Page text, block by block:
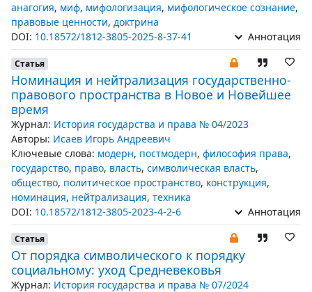
анагогия, миф, мифологизация, мифологическое сознание,
правовые ценности, доктрина
DOI: 10.18572/1812-3805-2025-8-37-41 Аннотация
Статья
Номинация и нейтрализация государственно-
правового пространства в Новое и Новейшее
время
Журнал: История государства и права № 04/2023
Авторы: Исаев Игорь Андреевич
Ключевые слова: модерн, постмодерн, философия права,
государство, право, власть, символическая власть,
общество, политическое пространство, конструкция,
номинация, нейтрализация, техника
DOI: 10.18572/1812-3805-2023-4-2-6 Аннотация
Статья
От порядка символического к порядку
социальному: уход Средневековья
Журнал: История государства и права № 07/2024